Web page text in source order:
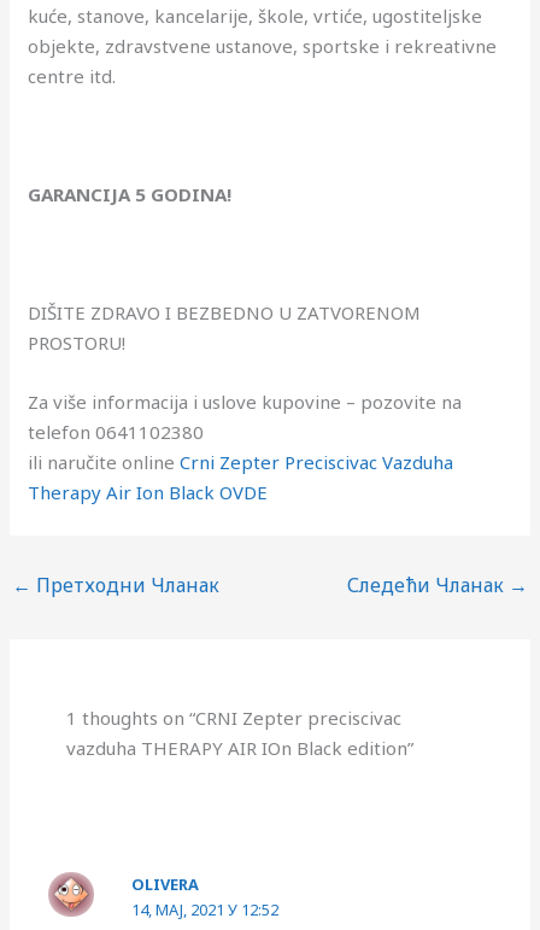
kuće, stanove, kancelarije, škole, vrtiće, ugostiteljske
objekte, zdravstvene ustanove, sportske i rekreativne
centre itd.
GARANCIJA 5 GODINA!
DIŠITE ZDRAVO I BEZBEDNO U ZATVORENOM
PROSTORU!
Za više informacija i uslove kupovine – pozovite na
telefon 0641102380
ili naručite onlineCrni Zepter Preciscivac Vazduha
Therapy Air Ion Black OVDE
← Претходни Чланак Следећи Чланак →
1 thoughts on “CRNI Zepter preciscivac
vazduha THERAPY AIR IOn Black edition”
OLIVERA
14, МАЈ, 2021 У 12:52